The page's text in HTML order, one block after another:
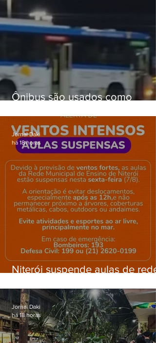
Ônibus são usados como
Gardênia Azul
Niterói suspende aulas de rede
ventos fortes nesta sexta (7)
Jornal Daki
há 18 horas
Jornal Daki
há 18 horas